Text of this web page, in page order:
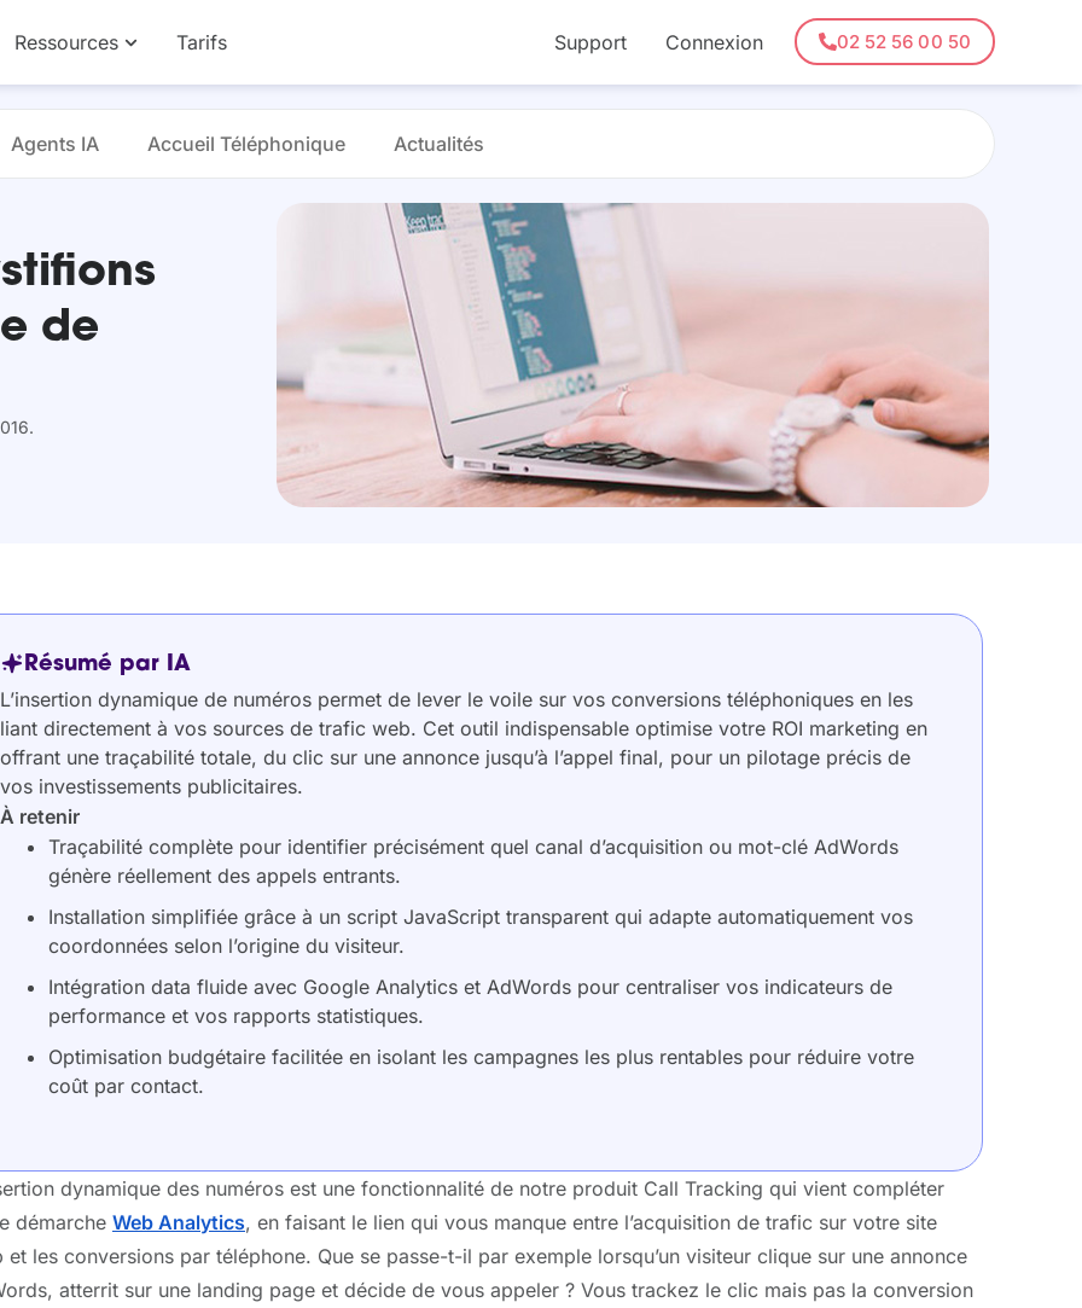
Ressources Tarifs Support Connexion 02 52 56 00 50
Agents IA Accueil Téléphonique Actualités
de
Résumé par IA
L’insertion dynamique de numéros permet de lever le voile sur vos conversions téléphoniques en les
liant directement à vos sources de trafic web. Cet outil indispensable optimise votre ROI marketing en
offrant une traçabilité totale, du clic sur une annonce jusqu’à l’appel final, pour un pilotage précis de
vos investissements publicitaires.
À retenir
Traçabilité complète pour identifier précisément quel canal d’acquisition ou mot-clé AdWords
génère réellement des appels entrants.
Installation simplifiée grâce à un script JavaScript transparent qui adapte automatiquement vos
coordonnées selon l’origine du visiteur.
Intégration data fluide avec Google Analytics et AdWords pour centraliser vos indicateurs de
performance et vos rapports statistiques.
Optimisation budgétaire facilitée en isolant les campagnes les plus rentables pour réduire votre
coût par contact.
dynamique des numéros est une fonctionnalité de notre produit Call Tracking qui vient compléter
démarche Web Analytics, en faisant le lien qui vous manque entre l’acquisition de trafic sur votre site
et les conversions par téléphone. Que se passe-t-il par exemple lorsqu’un visiteur clique sur une annonce
atterrit sur une landing page et décide de vous appeler ? Vous trackez le clic mais pas la conversion